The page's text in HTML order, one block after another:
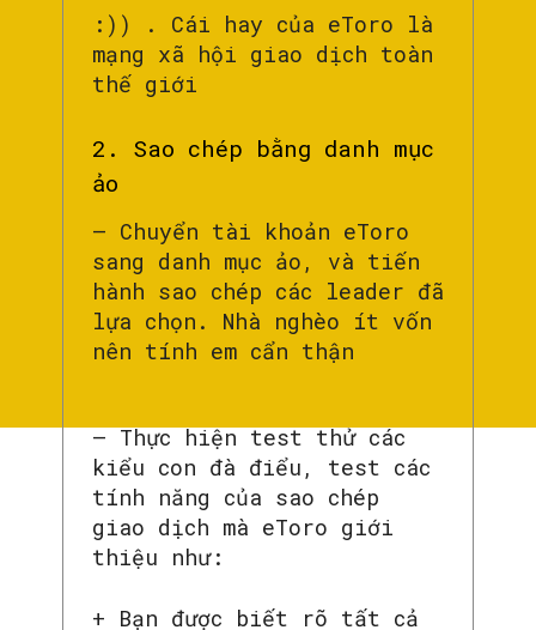
:)) . Cái hay của eToro là
mạng xã hội giao dịch toàn
thế giới
2. Sao chép bằng danh mục
ảo
– Chuyển tài khoản eToro
sang danh mục ảo, và tiến
hành sao chép các leader đã
lựa chọn. Nhà nghèo ít vốn
nên tính em cẩn thận
– Thực hiện test thử các
kiểu con đà điểu, test các
tính năng của sao chép
giao dịch mà eToro giới
thiệu như:
+ Bạn được biết rõ tất cả